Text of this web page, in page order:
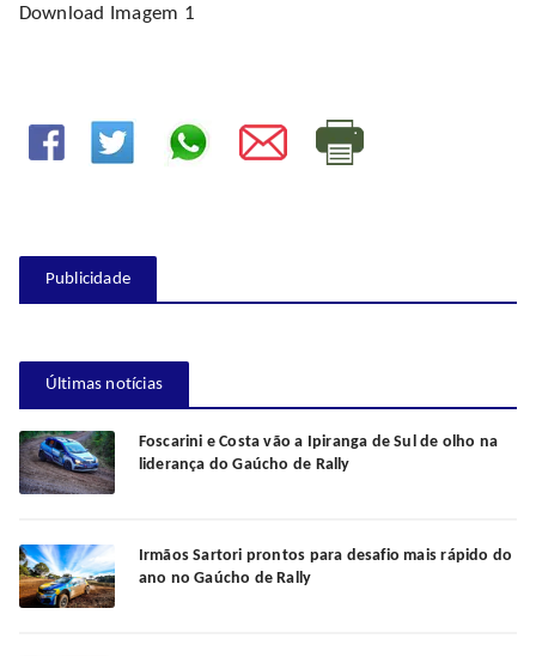
Download Imagem 1
Publicidade
Últimas notícias
Foscarini e Costa vão a Ipiranga de Sul de olho na
liderança do Gaúcho de Rally
Irmãos Sartori prontos para desafio mais rápido do
ano no Gaúcho de Rally